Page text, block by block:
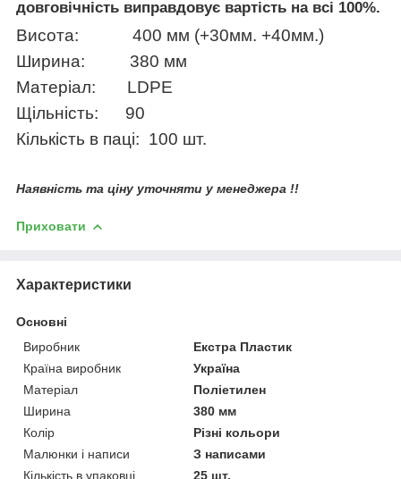
довговічність виправдовує вартість на всі 100%.
Висота:
400 мм (+30мм. +40мм.)
Ширина:
380 мм
Матеріал:
LDPE
Щільність:
90
Кількість в паці: 100 шт.
Наявність та ціну уточняти у менеджера !!
Приховати
Характеристики
Основні
Виробник
Екстра Пластик
Країна виробник
Україна
Матеріал
Поліетилен
Ширина
380 мм
Колір
Різні кольори
Малюнки і написи
З написами
Кількість в упаковці
25 шт.